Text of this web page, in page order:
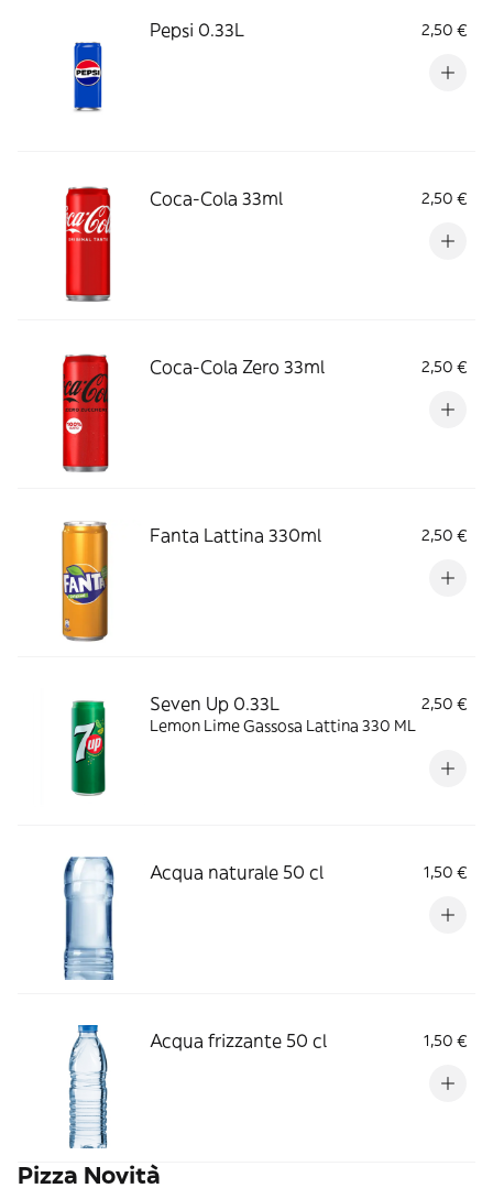
Pepsi 0.33L 2,50 €
Coca-Cola 33ml 2,50 €
Coca-Cola Zero 33ml 2,50 €
Fanta Lattina 330ml 2,50 €
Seven Up 0.33L
2,50 €
Lemon Lime Gassosa Lattina 330 ML
Acqua naturale 50 cl 1,50 €
Acqua frizzante 50 cl 1,50 €
Pizza Novità